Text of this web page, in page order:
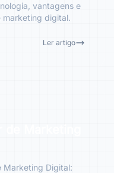
vantagens e
marketing digital.
Ler artigo
Marketing Digital: